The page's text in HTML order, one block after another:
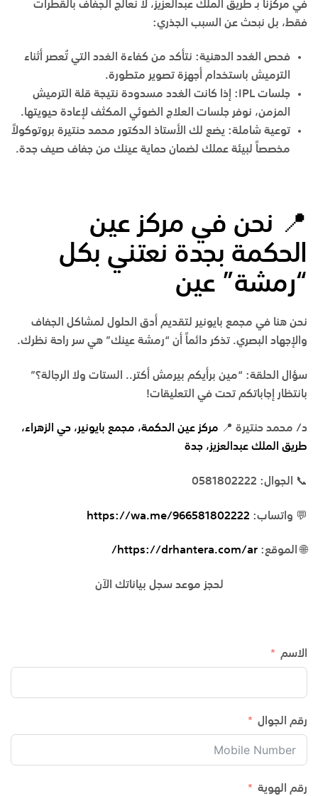
في مركزنا بـ طريق الملك عبدالعزيز، لا نعالج الجفاف بالقطرات
فقط، بل نبحث عن السبب الجذري:
فحص الغدد الدهنية: نتأكد من كفاءة الغدد التي تُعصر أثناء
الترميش باستخدام أجهزة تصوير متطورة.
جلسات IPL
: إذا كانت الغدد مسدودة نتيجة قلة الترميش
المزمن، نوفر جلسات العلاج الضوئي المكثف لإعادة حيويتها.
توعية شاملة: يضع لك الأستاذ الدكتور محمد حنتيرة بروتوكولاً
مخصصاً لبيئة عملك لضمان حماية عينك من جفاف صيف جدة.
📍 نحن في مركز عين
الحكمة بجدة نعتني بكل
“رمشة” عين
نحن هنا في مجمع بايونير لتقديم أدق الحلول لمشاكل الجفاف
والإجهاد البصري. تذكر دائماً أن “رمشة عينك” هي سر راحة نظرك.
سؤال الحلقة: “مين برأيكم بيرمش أكتر.. الستات ولا الرجالة؟”
بانتظار إجاباتكم تحت في التعليقات!
د/ محمد حنتيرة 📍 مركز عين الحكمة، مجمع بايونير، حي الزهراء،
طريق الملك عبدالعزيز، جدة
📞 الجوال: 0581802222
💬 واتساب: https://wa.me/966581802222
🌐 الموقع: https://drhantera.com/ar/
لحجز موعد سجل بياناتك الآن
الاسم
رقم الجوال
رقم الهوية